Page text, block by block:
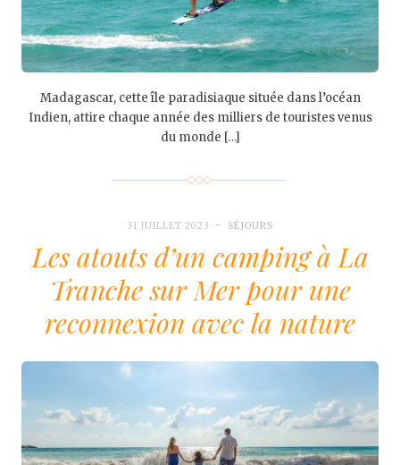
Madagascar, cette île paradisiaque située dans l’océan
Indien, attire chaque année des milliers de touristes venus
du monde […]
31 JUILLET 2023 SÉJOURS
Les atouts d’un camping à La
Tranche sur Mer pour une
reconnexion avec la nature